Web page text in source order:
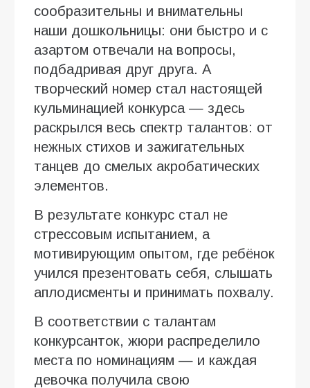
сообразительны и внимательны
наши дошкольницы: они быстро и с
азартом отвечали на вопросы,
подбадривая друг друга. А
творческий номер стал настоящей
кульминацией конкурса — здесь
раскрылся весь спектр талантов: от
нежных стихов и зажигательных
танцев до смелых акробатических
элементов.
В результате конкурс стал не
стрессовым испытанием, а
мотивирующим опытом, где ребёнок
учился презентовать себя, слышать
аплодисменты и принимать похвалу.
В соответствии с талантам
конкурсанток, жюри распределило
места по номинациям — и каждая
девочка получила свою